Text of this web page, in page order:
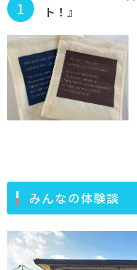
1
ト！』
みんなの体験談